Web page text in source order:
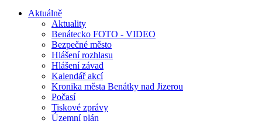
Aktuálně
Aktuality
Benátecko FOTO - VIDEO
Bezpečné město
Hlášení rozhlasu
Hlášení závad
Kalendář akcí
Kronika města Benátky nad Jizerou
Počasí
Tiskové zprávy
Územní plán